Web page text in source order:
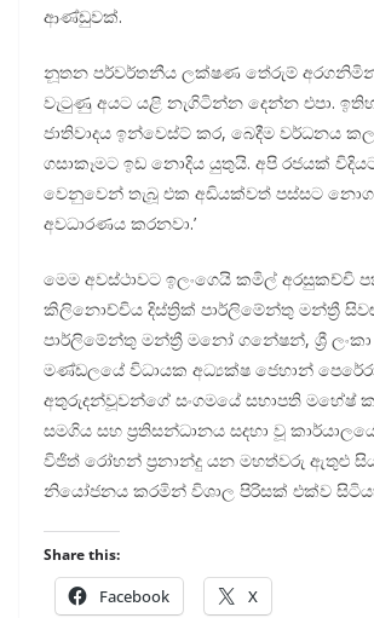
ආණ්ඩුවක්.
නූතන පර්වර්තනීය ලක්ෂණ තේරුම් අරගනිමින්
වැටුණු අයට යළි නැගිටින්න දෙන්න එපා.
ජාතිවාදය ඉන්වෙස්ට් කර, බෙදීම වර්ධනය
ගසාකෑමට ඉඩ නොදිය යුතුයි. අපි රජයක්
වෙනුවෙන් තැබූ එක අඩියක්වත් පස්සට
අවධාරණය කරනවා.’
මෙම අවස්ථාවට ඉලංගෙයි කමිල් අරසුකච්චි
කිලිනොච්චිය දිස්ත්‍රික් පාර්ලිමේන්තු මන්ත්‍රී
පාර්ලිමේන්තු මන්ත්‍රී මනෝ ගනේෂන්, ශ්‍රී ලංකා
මණ්ඩලයේ විධායක අධ්‍යක්ෂ ජෙහාන්
අතුරුදන්වූවන්ගේ සංගමයේ සභාපති මහේෂ්
සමගිය සහ ප්‍රතිසන්ධානය සදහා වූ
විජිත් රෝහන් ප්‍රනාන්දු යන මහත්වරු ඇතුළු
නියෝජනය කරමින් විශාල පිරිසක් එක්ව
Share this:
Facebook X